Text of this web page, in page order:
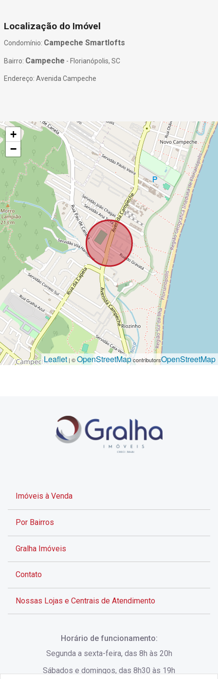
Localização do Imóvel
Condomínio: Campeche Smartlofts
Bairro: Campeche - Florianópolis, SC
Endereço: Avenida Campeche
+
−
Leaflet| ©OpenStreetMapcontributorsOpenStreetMap
Imóveis à Venda
Por Bairros
Gralha Imóveis
Contato
Nossas Lojas e Centrais de Atendimento
Horário de funcionamento:
Segunda a sexta-feira, das 8h às 20h
Sábados e domingos, das 8h30 às 19h